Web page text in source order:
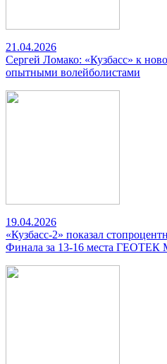
21.04.2026
Сергей Ломако: «Кузбасс» к
опытными волейболистами
19.04.2026
«Кузбасс-2» показал
Финала за 13-16 места ГЕОТЕК